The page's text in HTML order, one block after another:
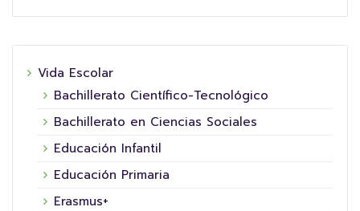
Vida Escolar
Bachillerato Científico-Tecnológico
Bachillerato en Ciencias Sociales
Educación Infantil
Educación Primaria
Erasmus+